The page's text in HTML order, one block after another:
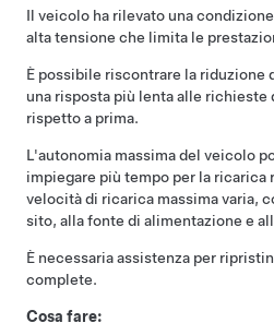
Il veicolo ha rilevato una
alta tensione che limita le
È possibile riscontrare la riduzione
una risposta più lenta alle richieste
rispetto a prima.
L'autonomia massima del veicolo
impiegare più tempo per la ricarica
velocità di ricarica massima varia,
sito, alla fonte di alimentazione e
È necessaria assistenza per
complete.
Cosa fare: